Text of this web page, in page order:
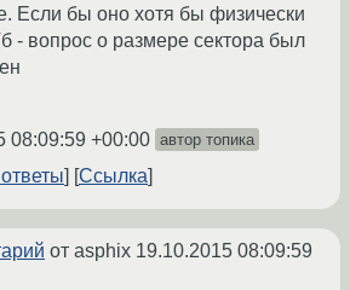
Если бы оно хотя бы физически
- вопрос о размере сектора был
08:09:59 +00:00 автор топика
Ссылка
от asphix 19.10.2015 08:09:59